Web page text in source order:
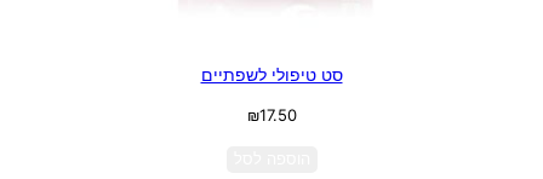
סט טיפולי לשפתיים
₪17.50